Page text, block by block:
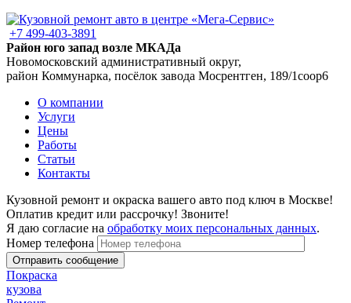
+7 499-403-3891
Район юго запад возле МКАДа
Новомосковский административный округ,
район Коммунарка, посёлок завода Мосрентген, 189/1соор6
О компании
Услуги
Цены
Работы
Статьи
Контакты
Кузовной ремонт и окраска вашего авто под ключ в Москве!
Оплатив кредит или рассрочку! Звоните!
Я даю согласие на обработку моих персональных данных.
Номер телефона
Покраска
кузова